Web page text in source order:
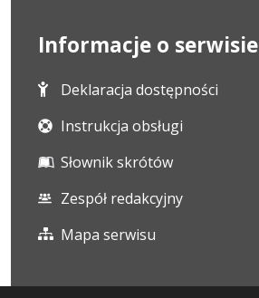
Informacje o serwisie
Deklaracja dostępności
Instrukcja obsługi
Słownik skrótów
Zespół redakcyjny
Mapa serwisu